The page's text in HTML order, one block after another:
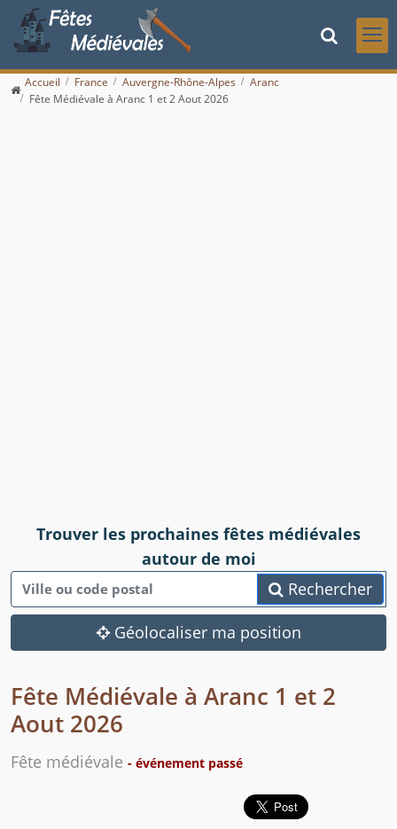
Accueil France Auvergne-Rhône-Alpes
Aranc
Fête Médiévale à Aranc 1 et 2 Aout 2026
Trouver les prochaines fêtes médiévales
autour de moi
Rechercher
Géolocaliser ma position
Fête Médiévale à Aranc 1 et 2
Aout 2026
Fête médiévale - événement passé